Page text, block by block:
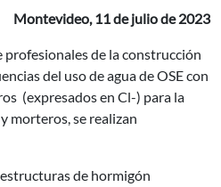
Montevideo, 11 de julio de 2023
profesionales de la construcción
del uso de agua de OSE con
(expresados en Cl-) para la
morteros, se realizan
de hormigón